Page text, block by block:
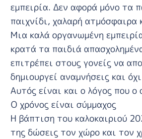
εμπειρία. Δεν αφορά μόνο τα
παιχνίδι, χαλαρή
Μια καλά οργανωμένη
κρατά τα παιδιά
επιτρέπει στους γονείς να
δημιουργεί αναμνήσεις και
Αυτός είναι και ο λόγος που
Ο χρόνος είναι σύμμαχος
Η βάπτιση του καλοκαιριού
της δώσεις τον χώρο και τον